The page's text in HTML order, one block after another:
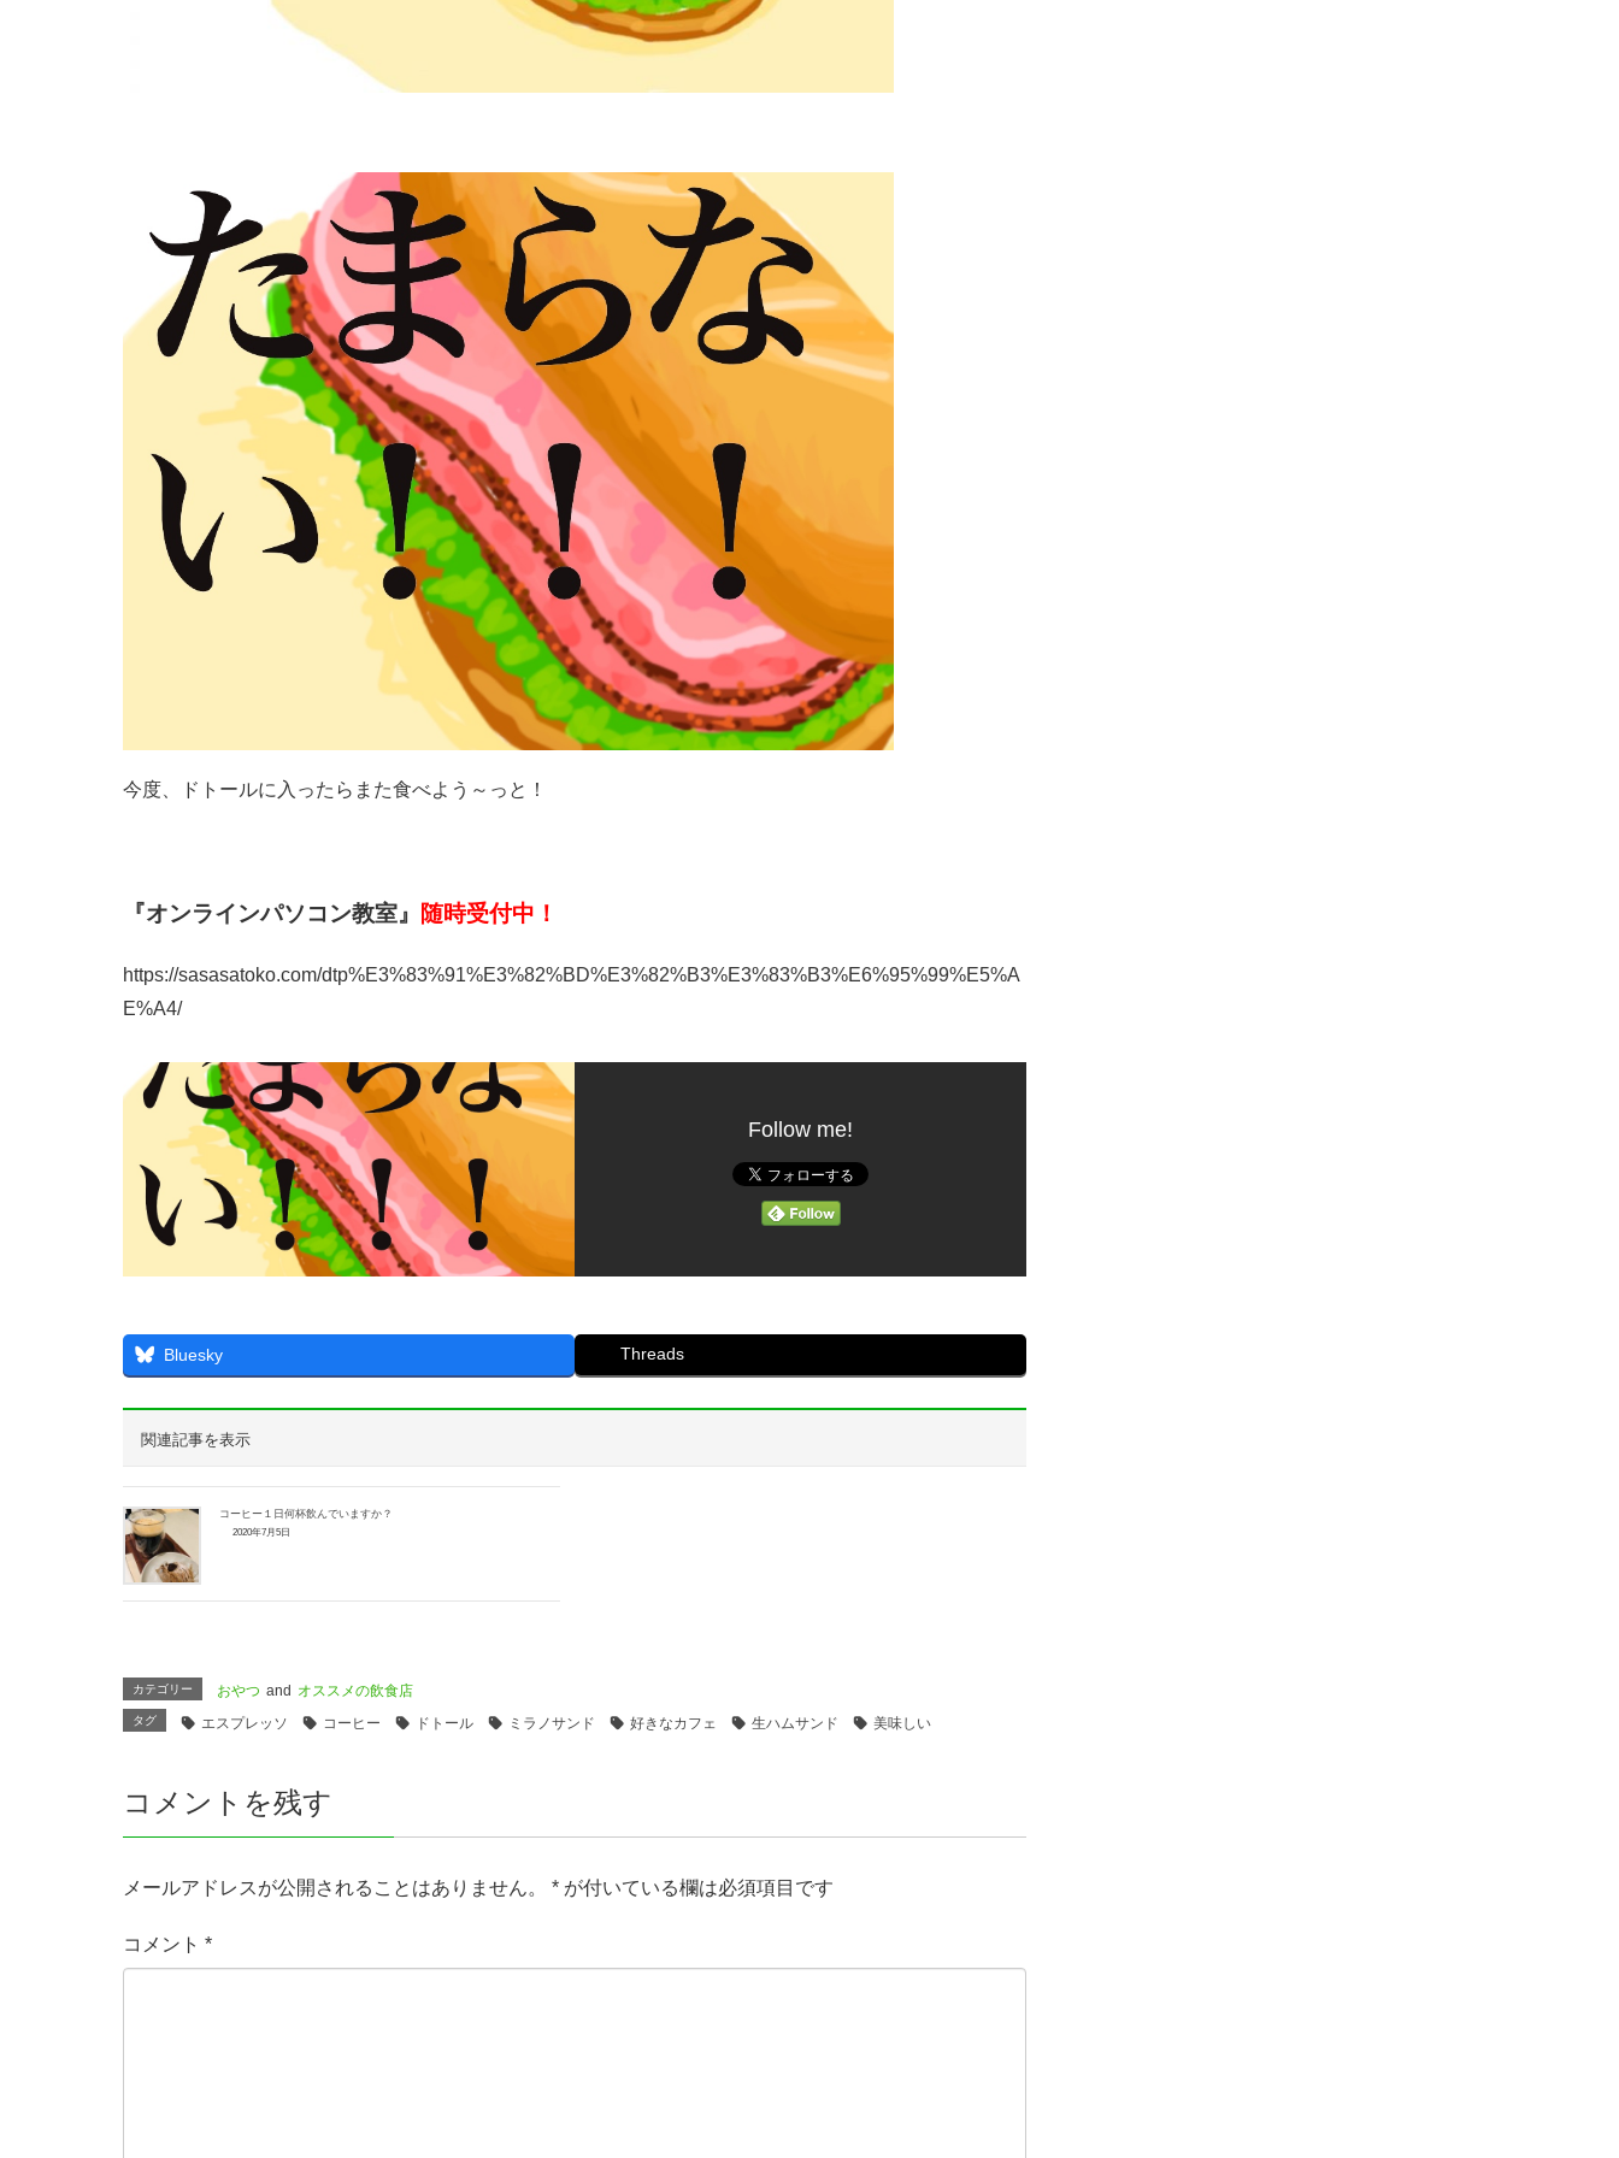
今度、ドトールに入ったらまた食べよう～っと！
『オンラインパソコン教室』 随時受付中！
https://sasasatoko.com/dtp%E3%83%91%E3%82%BD%E3%82%B3%E3%83%B3%E6%95%99%E5%A
E%A4/
Follow me!
Bluesky Threads
関連記事を表示
コーヒー１日何杯飲んでいますか？
2020年7月5日
カテゴリー おやつ and オススメの飲食店
タグ エスプレッソ コーヒー ドトール ミラノサンド 好きなカフェ 生ハムサンド 美味しい
コメントを残す
メールアドレスが公開されることはありません。 * が付いている欄は必須項目です
コメント *